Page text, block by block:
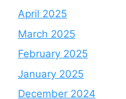
April 2025
March 2025
February 2025
January 2025
December 2024